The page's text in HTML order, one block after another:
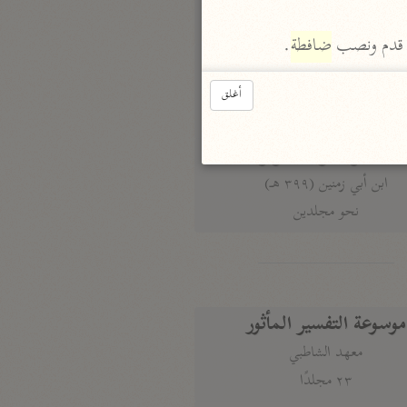
الوجيز
تفسير القرآن العزيز
ابن أبي زمنين (٣٩٩ هـ)
نحو مجلدين
موسوعة التفسير المأثور
معهد الشاطبي
٢٣ مجلدًا
قدم ونصب ضافطة.
أغلق